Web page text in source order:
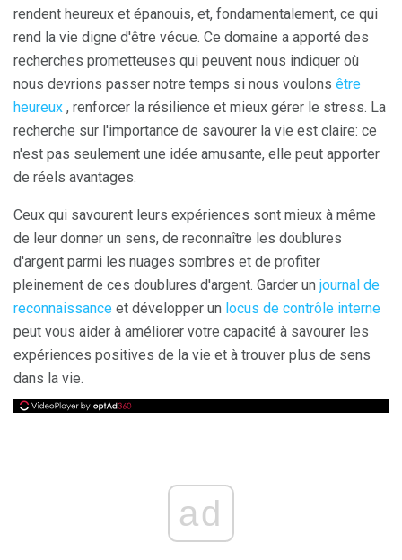
rendent heureux et épanouis, et, fondamentalement, ce qui
rend la vie digne d'être vécue. Ce domaine a apporté des
recherches prometteuses qui peuvent nous indiquer où
nous devrions passer notre temps si nous voulons être
heureux , renforcer la résilience et mieux gérer le stress. La
recherche sur l'importance de savourer la vie est claire: ce
n'est pas seulement une idée amusante, elle peut apporter
de réels avantages.
Ceux qui savourent leurs expériences sont mieux à même
de leur donner un sens, de reconnaître les doublures
d'argent parmi les nuages ​​sombres et de profiter
pleinement de ces doublures d'argent. Garder un journal de
reconnaissance et développer un locus de contrôle interne
peut vous aider à améliorer votre capacité à savourer les
expériences positives de la vie et à trouver plus de sens
dans la vie.
ad